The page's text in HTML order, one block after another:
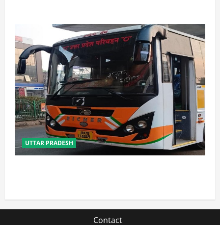
UTTAR PRADESH
Contact